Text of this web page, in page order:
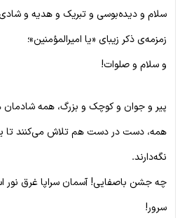
سلام و دیده‌بوسی و تبریک و هدیه و
زمزمه‌ی ذکر زیبای «یا امیرالمؤمنین»؛
و سلام و صلوات!
پیر و جوان و کوچک و بزرگ، همه شادمان
همه، دست در دست هم تلاش می‌کنند تا
نگه‌دارند.
چه جشن باصفایی! آسمان سراپا غرق نور
سرور!